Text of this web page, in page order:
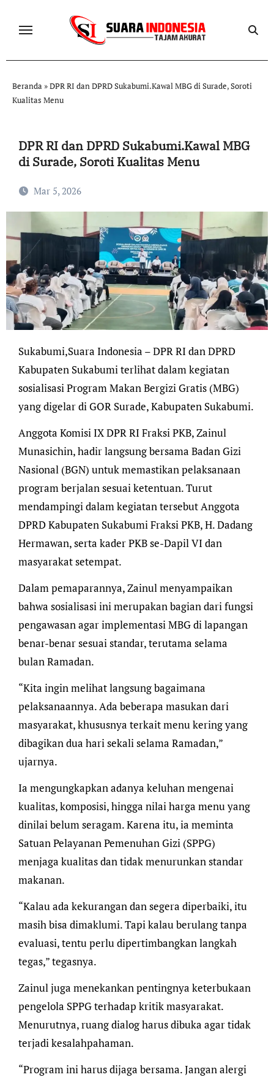
Beranda »DPR RI dan DPRD Sukabumi.Kawal MBG di Surade, Soroti
Kualitas Menu
DPR RI dan DPRD Sukabumi.Kawal MBG
di Surade, Soroti Kualitas Menu
Mar 5, 2026
Sukabumi,Suara Indonesia – DPR RI dan DPRD
Kabupaten Sukabumi terlihat dalam kegiatan
sosialisasi Program Makan Bergizi Gratis (MBG)
yang digelar di GOR Surade, Kabupaten Sukabumi.
Anggota Komisi IX DPR RI Fraksi PKB, Zainul
Munasichin, hadir langsung bersama Badan Gizi
Nasional (BGN) untuk memastikan pelaksanaan
program berjalan sesuai ketentuan. Turut
mendampingi dalam kegiatan tersebut Anggota
DPRD Kabupaten Sukabumi Fraksi PKB, H. Dadang
Hermawan, serta kader PKB se-Dapil VI dan
masyarakat setempat.
Dalam pemaparannya, Zainul menyampaikan
bahwa sosialisasi ini merupakan bagian dari fungsi
pengawasan agar implementasi MBG di lapangan
benar-benar sesuai standar, terutama selama
bulan Ramadan.
“Kita ingin melihat langsung bagaimana
pelaksanaannya. Ada beberapa masukan dari
masyarakat, khususnya terkait menu kering yang
dibagikan dua hari sekali selama Ramadan,”
ujarnya.
Ia mengungkapkan adanya keluhan mengenai
kualitas, komposisi, hingga nilai harga menu yang
dinilai belum seragam. Karena itu, ia meminta
Satuan Pelayanan Pemenuhan Gizi (SPPG)
menjaga kualitas dan tidak menurunkan standar
makanan.
“Kalau ada kekurangan dan segera diperbaiki, itu
masih bisa dimaklumi. Tapi kalau berulang tanpa
evaluasi, tentu perlu dipertimbangkan langkah
tegas,” tegasnya.
Zainul juga menekankan pentingnya keterbukaan
pengelola SPPG terhadap kritik masyarakat.
Menurutnya, ruang dialog harus dibuka agar tidak
terjadi kesalahpahaman.
“Program ini harus dijaga bersama. Jangan alergi